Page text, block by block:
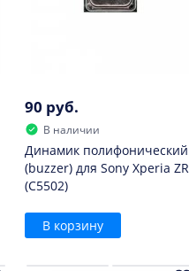
90 руб.
В наличии
Динамик полифонический
(buzzer) для Sony Xperia ZR
(C5502)
В корзину